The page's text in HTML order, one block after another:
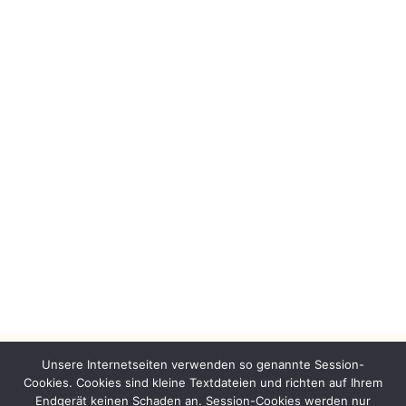
Unsere Internetseiten verwenden so genannte Session-
Cookies. Cookies sind kleine Textdateien und richten auf Ihrem
Endgerät keinen Schaden an. Session-Cookies werden nur